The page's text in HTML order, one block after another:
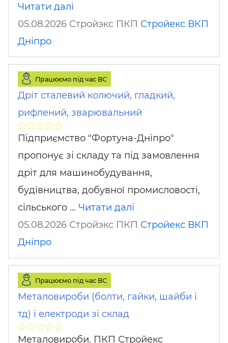
Читати далі
05.08.2026 Стройэкс ПКП Стройекс ВКП
Дніпро
Працюємо під час ВС
Дріт сталевий колючий, гладкий,
рифлений, зварювальний
Підприємство "Фортуна-Дніпро"
пропонує зі складу та під замовлення
дріт для машинобудування,
будівництва, добувної промисловості,
сільського … Читати далі
05.08.2026 Стройэкс ПКП Стройекс ВКП
Дніпро
Працюємо під час ВС
Металовироби (болти, гайки, шайби і
тд) і електроди зі склад
Металовироби. ПКП Стройекс